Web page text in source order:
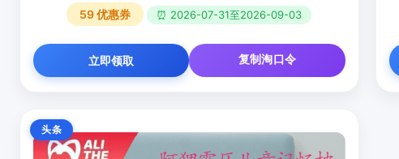
59优惠券 ⏰ 2026-07-31至2026-09-03
立即领取 复制淘口令
头条